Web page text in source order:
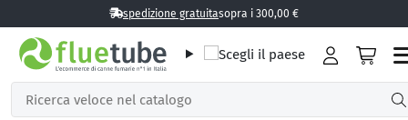
spedizione gratuitasopra i 300,00 €